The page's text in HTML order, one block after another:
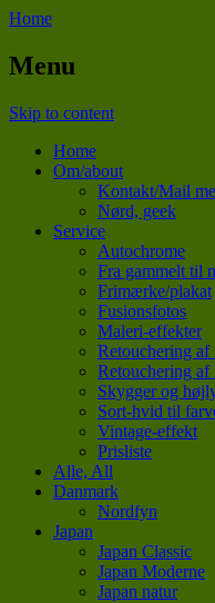
Home
Menu
Skip to content
Home
Om/about
Kontakt/Mail me
Nørd, geek
Service
Autochrome
Fra gammelt til
Frimærke/plakat
Fusionsfotos
Maleri-effekter
Retouchering af
Retouchering
Skygger og
Sort-hvid til
Vintage-effekt
Prisliste
Alle, All
Danmark
Nordfyn
Japan
Japan Classic
Japan Moderne
Japan natur